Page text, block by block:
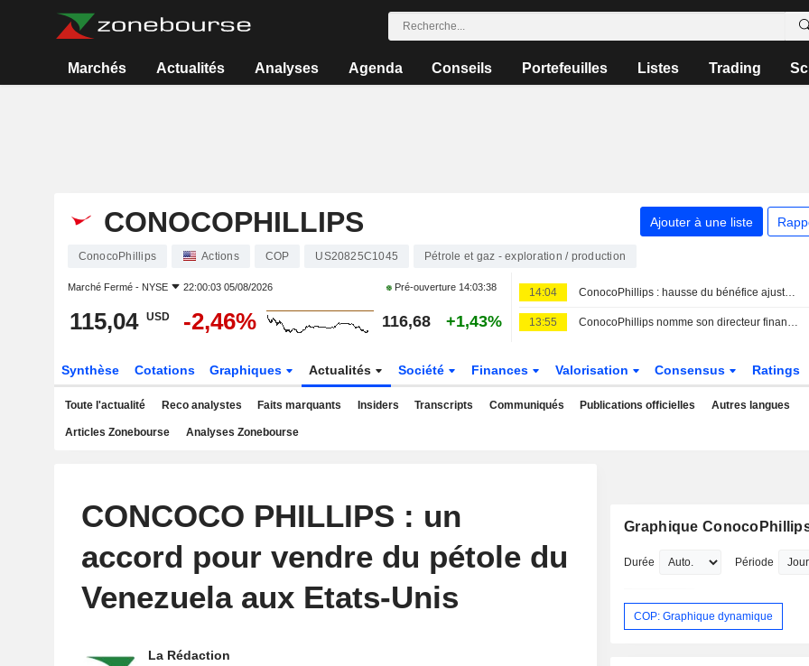
Marchés Actualités Analyses Agenda Conseils Portefeuilles Listes Trading
CONOCOPHILLIPS Ajouter à une liste
ConocoPhillips Actions COP US20825C1045 Pétrole et gaz - exploration / production
Marché Fermé - NYSE 22:00:03 05/08/2026 Pré-ouverture 14:03:38
115,04 USD -2,46% 116,68 +1,43%
14:04 ConocoPhillips : hausse du bénéfice ajusté et du chiffre d'affaires au deuxième trimestre
13:55 ConocoPhillips nomme son directeur financier Andy O'Brien au poste de directeur général, Konnie Haynes-Welsh lui succède à la direction financière
Synthèse Cotations Graphiques Actualités Société Finances Valorisation Consensus Ratings
Toute l'actualité Reco analystes Faits marquants Insiders Transcripts Communiqués Publications officielles Autres langues
Articles Zonebourse Analyses Zonebourse
CONCOCO PHILLIPS : un
accord pour vendre du pétole du
Venezuela aux Etats-Unis
La Rédaction
Graphique
Durée Période
COP: Graphique dynamique